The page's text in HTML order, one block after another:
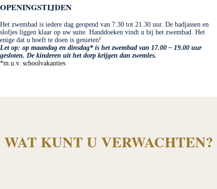
OPENINGSTIJDEN
Het zwembad is iedere dag geopend van 7.30 tot 21.30 uur. De badjassen en
slofjes liggen klaar op uw suite. Handdoeken vindt u bij het zwembad. Het
enige dat u hoeft te doen is genieten!
Let op: op maandag en dinsdag* is het zwembad van 17.00 – 19.00 uur
gesloten. De kinderen uit het dorp krijgen dan zwemles.
*m.u.v. schoolvakanties
WAT KUNT U VERWACHTEN?